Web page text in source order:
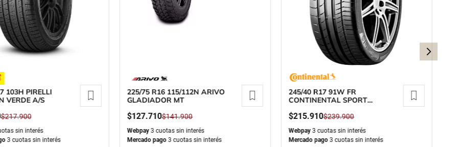
103H PIRELLI
VERDE A/S
$217.900
sin interés
3 cuotas sin interés
225/75 R16 115/112N ARIVO
GLADIADOR MT
$127.710$141.900
Webpay 3 cuotas sin interés
Mercado pago 3 cuotas sin interés
245/40 R17 91W FR
CONTINENTAL SPORT
$215.910$239.900
Webpay3 cuotas sin interés
Mercado pago3 cuotas sin interés